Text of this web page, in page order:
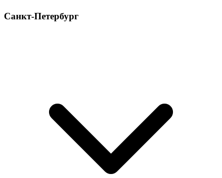
Санкт-Петербург